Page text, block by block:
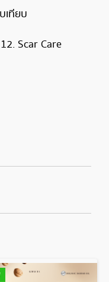
เทียบ
12. Scar Care